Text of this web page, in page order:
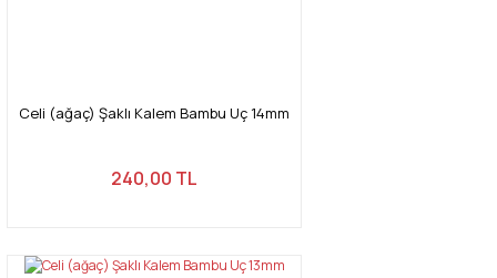
Celi (ağaç) Şaklı Kalem Bambu Uç 14mm
240,00 TL